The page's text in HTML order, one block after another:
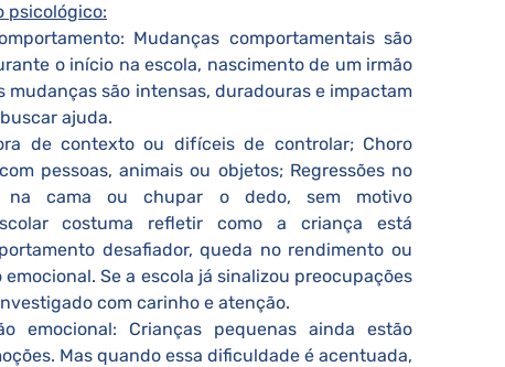
psicológico:
Mudanças comportamentais são
o início na escola, nascimento de um irmão
mudanças são intensas, duradouras e impactam
ajuda.
pessoas, animais ou objetos; Regressões no
na cama ou chupar o dedo, sem motivo
costuma refletir como a criança está
desafiador, queda no rendimento ou
Se a escola já sinalizou preocupações
com carinho e atenção.
Mas quando essa dificuldade é acentuada,